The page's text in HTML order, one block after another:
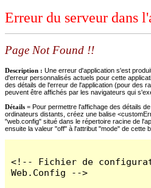
Erreur du serveur dans
Page Not Found !!
Description : Une erreur d'application s'est
d'erreur personnalisés actuels pour cette
des détails de l'erreur de l'application (pour des
peuvent être affichés par les navigateurs qui
Détails = Pour permettre l'affichage des détails
ordinateurs distants, créez une balise
"web.config" situé dans le répertoire racine de
ensuite la valeur "off" à l'attribut "mode" de cette
<!-- Fichier de
Web.Config -->